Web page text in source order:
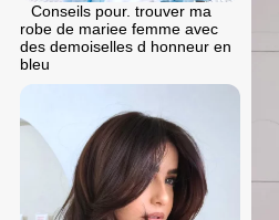
Conseils pour. trouver ma
robe de mariee femme avec
des demoiselles d honneur en
bleu